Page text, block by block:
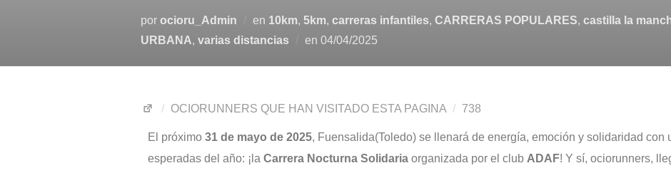
por ocioru_Admin en 10km, 5km, carreras infantiles, CARRERAS POPULARES, castilla la
URBANA, varias distancias en 04/04/2025
OCIORUNNERS QUE HAN VISITADO ESTA PAGINA 738
El próximo 31 de mayo de 2025, Fuensalida(Toledo) se llenará de energía, emoción y solidaridad con
esperadas del año: ¡la Carrera Nocturna Solidaria organizada por el club ADAF! Y sí, ociorunners,